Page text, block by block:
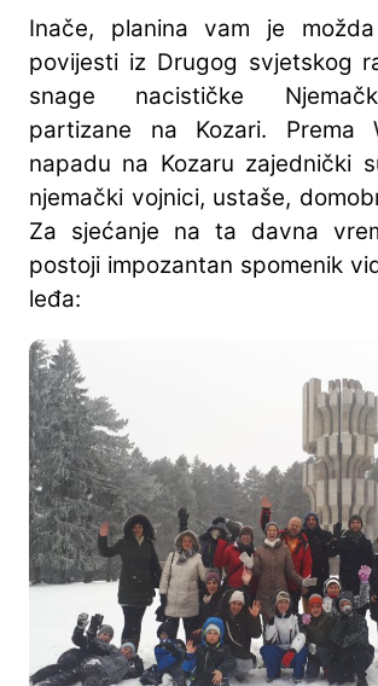
Inače, planina vam je
povijesti iz Drugog svjetskog
snage nacističke
partizane na Kozari. Prema
napadu na Kozaru zajednički
njemački vojnici, ustaše,
Za sjećanje na ta davna
postoji impozantan spomenik
leđa: